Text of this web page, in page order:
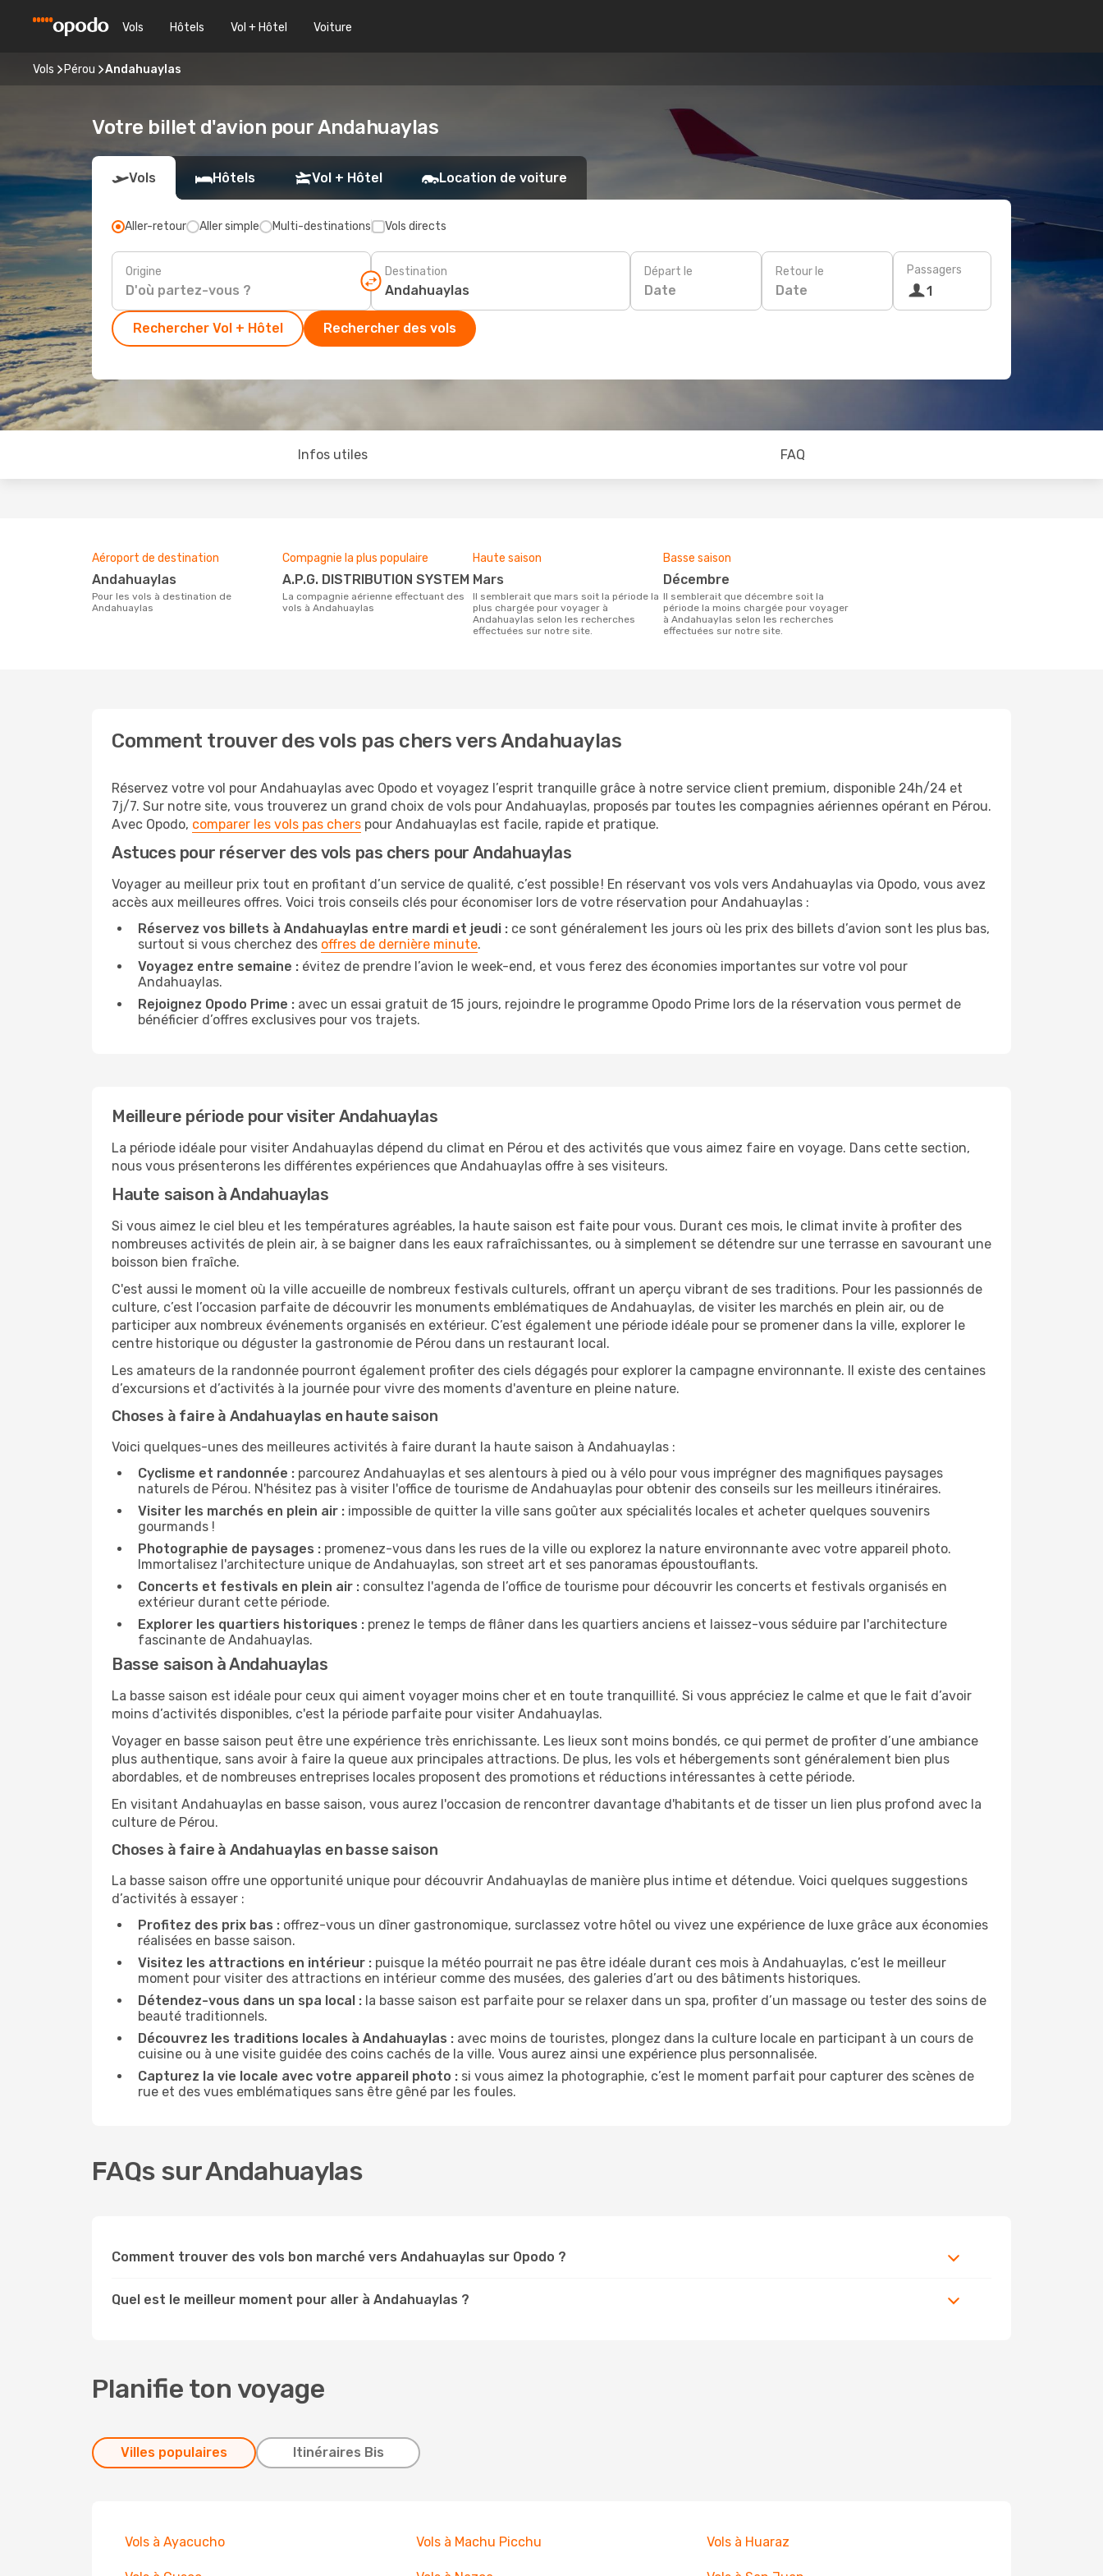
Vols Hôtels Vol + Hôtel Voiture
Vols Pérou Andahuaylas
Votre billet d'avion pour Andahuaylas
Vols Hôtels Vol + Hôtel Location de voiture
Aller-retour Aller simple Multi-destinations Vols directs
Origine Destination Départ le
Date
Retour le
Date
Passagers
1
Rechercher Vol + Hôtel Rechercher des vols
Infos utiles FAQ
Aéroport de destination
Andahuaylas
Pour les vols à destination de
Andahuaylas
Compagnie la plus populaire
A.P.G. DISTRIBUTION SYSTEM
La compagnie aérienne effectuant des
vols à Andahuaylas
Haute saison
mars
Il semblerait que mars soit la période la
plus chargée pour voyager à
Andahuaylas selon les recherches
effectuées sur notre site.
Basse saison
décembre
Il semblerait que décembre soit la
période la moins chargée pour voyager
à Andahuaylas selon les recherches
effectuées sur notre site.
Comment trouver des vols pas chers vers Andahuaylas
Réservez votre vol pour Andahuaylas avec Opodo et voyagez l’esprit tranquille grâce à notre service client premium, disponible 24h/24 et
7j/7. Sur notre site, vous trouverez un grand choix de vols pour Andahuaylas, proposés par toutes les compagnies aériennes opérant en Pérou.
Avec Opodo, comparer les vols pas chers pour Andahuaylas est facile, rapide et pratique.
Astuces pour réserver des vols pas chers pour Andahuaylas
Voyager au meilleur prix tout en profitant d’un service de qualité, c’est possible ! En réservant vos vols vers Andahuaylas via Opodo, vous avez
accès aux meilleures offres. Voici trois conseils clés pour économiser lors de votre réservation pour Andahuaylas :
Réservez vos billets à Andahuaylas entre mardi et jeudi : ce sont généralement les jours où les prix des billets d’avion sont les plus bas,
surtout si vous cherchez des offres de dernière minute.
Voyagez entre semaine : évitez de prendre l’avion le week-end, et vous ferez des économies importantes sur votre vol pour
Andahuaylas.
Rejoignez Opodo Prime : avec un essai gratuit de 15 jours, rejoindre le programme Opodo Prime lors de la réservation vous permet de
bénéficier d’offres exclusives pour vos trajets.
Meilleure période pour visiter Andahuaylas
La période idéale pour visiter Andahuaylas dépend du climat en Pérou et des activités que vous aimez faire en voyage. Dans cette section,
nous vous présenterons les différentes expériences que Andahuaylas offre à ses visiteurs.
Haute saison à Andahuaylas
Si vous aimez le ciel bleu et les températures agréables, la haute saison est faite pour vous. Durant ces mois, le climat invite à profiter des
nombreuses activités de plein air, à se baigner dans les eaux rafraîchissantes, ou à simplement se détendre sur une terrasse en savourant une
boisson bien fraîche.
C'est aussi le moment où la ville accueille de nombreux festivals culturels, offrant un aperçu vibrant de ses traditions. Pour les passionnés de
culture, c’est l’occasion parfaite de découvrir les monuments emblématiques de Andahuaylas, de visiter les marchés en plein air, ou de
participer aux nombreux événements organisés en extérieur. C’est également une période idéale pour se promener dans la ville, explorer le
centre historique ou déguster la gastronomie de Pérou dans un restaurant local.
Les amateurs de la randonnée pourront également profiter des ciels dégagés pour explorer la campagne environnante. Il existe des centaines
d’excursions et d’activités à la journée pour vivre des moments d'aventure en pleine nature.
Choses à faire à Andahuaylas en haute saison
Voici quelques-unes des meilleures activités à faire durant la haute saison à Andahuaylas :
Cyclisme et randonnée : parcourez Andahuaylas et ses alentours à pied ou à vélo pour vous imprégner des magnifiques paysages
naturels de Pérou. N'hésitez pas à visiter l'office de tourisme de Andahuaylas pour obtenir des conseils sur les meilleurs itinéraires.
Visiter les marchés en plein air : impossible de quitter la ville sans goûter aux spécialités locales et acheter quelques souvenirs
gourmands !
Photographie de paysages : promenez-vous dans les rues de la ville ou explorez la nature environnante avec votre appareil photo.
Immortalisez l'architecture unique de Andahuaylas, son street art et ses panoramas époustouflants.
Concerts et festivals en plein air : consultez l'agenda de l’office de tourisme pour découvrir les concerts et festivals organisés en
extérieur durant cette période.
Explorer les quartiers historiques : prenez le temps de flâner dans les quartiers anciens et laissez-vous séduire par l'architecture
fascinante de Andahuaylas.
Basse saison à Andahuaylas
La basse saison est idéale pour ceux qui aiment voyager moins cher et en toute tranquillité. Si vous appréciez le calme et que le fait d’avoir
moins d’activités disponibles, c'est la période parfaite pour visiter Andahuaylas.
Voyager en basse saison peut être une expérience très enrichissante. Les lieux sont moins bondés, ce qui permet de profiter d’une ambiance
plus authentique, sans avoir à faire la queue aux principales attractions. De plus, les vols et hébergements sont généralement bien plus
abordables, et de nombreuses entreprises locales proposent des promotions et réductions intéressantes à cette période.
En visitant Andahuaylas en basse saison, vous aurez l'occasion de rencontrer davantage d'habitants et de tisser un lien plus profond avec la
culture de Pérou.
Choses à faire à Andahuaylas en basse saison
La basse saison offre une opportunité unique pour découvrir Andahuaylas de manière plus intime et détendue. Voici quelques suggestions
d’activités à essayer :
Profitez des prix bas : offrez-vous un dîner gastronomique, surclassez votre hôtel ou vivez une expérience de luxe grâce aux économies
réalisées en basse saison.
Visitez les attractions en intérieur : puisque la météo pourrait ne pas être idéale durant ces mois à Andahuaylas, c’est le meilleur
moment pour visiter des attractions en intérieur comme des musées, des galeries d’art ou des bâtiments historiques.
Détendez-vous dans un spa local : la basse saison est parfaite pour se relaxer dans un spa, profiter d’un massage ou tester des soins de
beauté traditionnels.
Découvrez les traditions locales à Andahuaylas : avec moins de touristes, plongez dans la culture locale en participant à un cours de
cuisine ou à une visite guidée des coins cachés de la ville. Vous aurez ainsi une expérience plus personnalisée.
Capturez la vie locale avec votre appareil photo : si vous aimez la photographie, c’est le moment parfait pour capturer des scènes de
rue et des vues emblématiques sans être gêné par les foules.
FAQs sur Andahuaylas
Comment trouver des vols bon marché vers Andahuaylas sur Opodo ?
Quel est le meilleur moment pour aller à Andahuaylas ?
Planifie ton voyage
Villes populaires Itinéraires Bis
Vols à Ayacucho Vols à Machu Picchu Vols à Huaraz